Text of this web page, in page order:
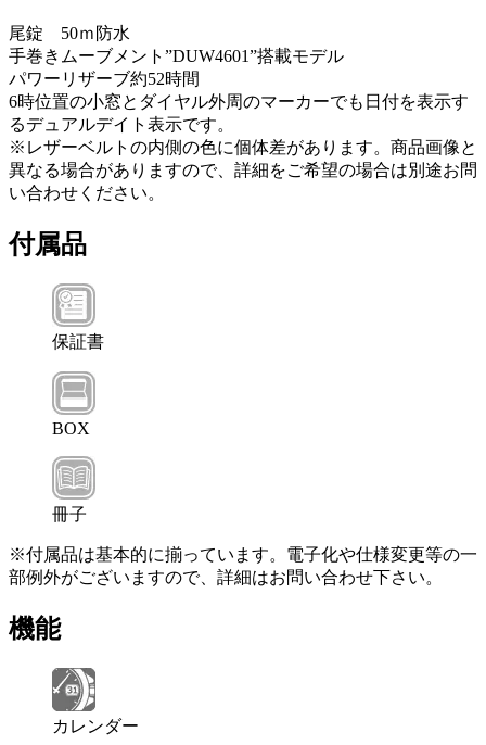
尾錠 50ｍ防水
手巻きムーブメント”DUW4601”搭載モデル
パワーリザーブ約52時間
6時位置の小窓とダイヤル外周のマーカーでも日付を表示す
るデュアルデイト表示です。
※レザーベルトの内側の色に個体差があります。商品画像と
異なる場合がありますので、詳細をご希望の場合は別途お問
い合わせください。
付属品
保証書
BOX
冊子
※付属品は基本的に揃っています。電子化や仕様変更等の一
部例外がございますので、詳細はお問い合わせ下さい。
機能
カレンダー